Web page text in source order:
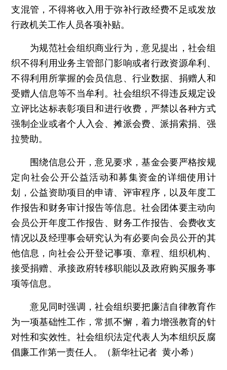
支混管，不得将收入用于弥补行政经费不足或发放
行政机关工作人员各项补贴。
为规范社会组织商业行为，意见提出，社会组
织不得利用业务主管部门影响或者行政资源牟利、
不得利用所掌握的会员信息、行业数据、捐赠人和
受赠人信息等不当牟利。社会组织不得违反规定设
立评比达标表彰项目和进行收费，严禁以各种方式
强制企业或者个人入会、摊派会费、派捐索捐、强
拉赞助。
围绕信息公开，意见要求，基金会要严格按规
定向社会公开公益活动和募集资金的详细使用计
划，公益资助项目的申请、评审程序，以及年度工
作报告和财务审计报告等信息。社会团体要主动向
会员公开年度工作报告、财务工作报告、会费收支
情况以及经理事会研究认为有必要向会员公开的其
他信息，向社会公开登记事项、章程、组织机构、
接受捐赠、承接政府转移职能以及政府购买服务事
项等信息。
意见同时强调，社会组织要把廉洁自律教育作
为一项基础性工作，常抓不懈，着力增强教育的针
对性和实效性。社会组织法定代表人为本组织反腐
倡廉工作第一责任人。（新华社记者 黄小希）